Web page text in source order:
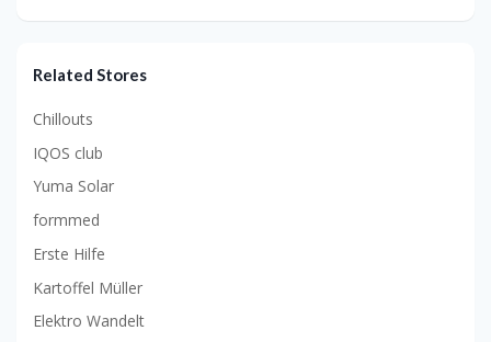
Related Stores
Chillouts
IQOS club
Yuma Solar
formmed
Erste Hilfe
Kartoffel Müller
Elektro Wandelt